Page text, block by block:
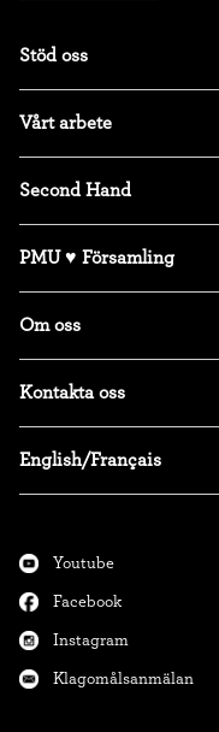
Stöd oss
Vårt arbete
Second Hand
PMU ♥ Församling
Om oss
Kontakta oss
English/Français
Youtube
Facebook
Instagram
Klagomålsanmälan